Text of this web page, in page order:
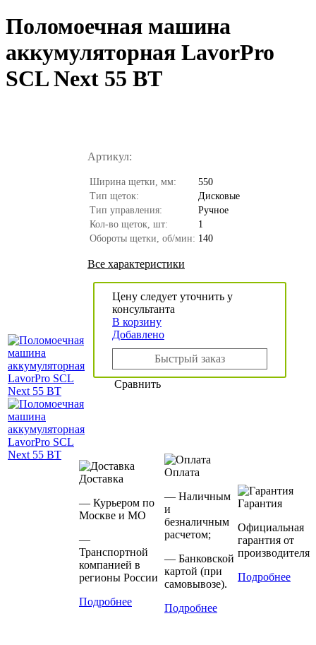
Поломоечная машина
аккумуляторная LavorPro
SCL Next 55 BT
Артикул:
Ширина щетки, мм:
550
Тип щеток:
Дисковые
Тип управления:
Ручное
Кол-во щеток, шт:
1
Обороты щетки, об/мин: 140
Все характеристики
Цену следует уточнить у
консультанта
В корзину
Добавлено
Быстрый заказ
Сравнить
Доставка
— Курьером по
Москве и МО
—
Транспортной
компанией в
регионы России
Подробнее
Оплата
— Наличным
и
безналичным
расчетом;
— Банковской
картой (при
самовывозе).
Подробнее
Гарантия
Официальная
гарантия от
производителя
Подробнее